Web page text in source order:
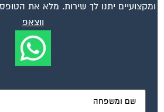
ומקצועיים יתנו לך שירות. מלא את
ווצאפ